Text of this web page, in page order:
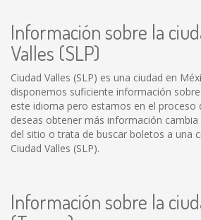
Información sobre la
Valles (SLP)
Ciudad Valles (SLP) es una ciudad en
disponemos suficiente información sobre
este idioma pero estamos en el proceso
deseas obtener más información
del sitio o trata de buscar boletos a una
Ciudad Valles (SLP).
Información sobre la